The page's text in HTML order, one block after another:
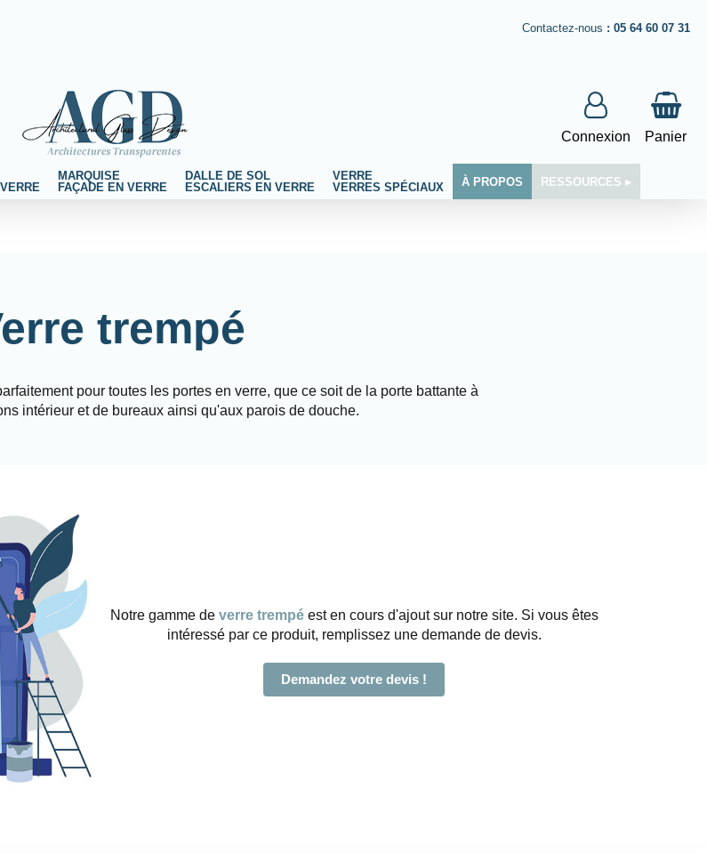
Contactez-nous : 05 64 60 07 31
Connexion Panier
MARQUISE
FAÇADE EN VERRE
DALLE DE SOL
ESCALIERS EN VERRE
VERRE
VERRES SPÉCIAUX
À PROPOS RESSOURCES ▸
trempé
pour toutes les portes en verre, que ce soit de la porte battante à
intérieur et de bureaux ainsi qu'aux parois de douche.
Notre gamme de verre trempéest en cours d'ajout sur notre site. Si vous êtes
intéressé par ce produit, remplissez une demande de devis.
Demandez votre devis !